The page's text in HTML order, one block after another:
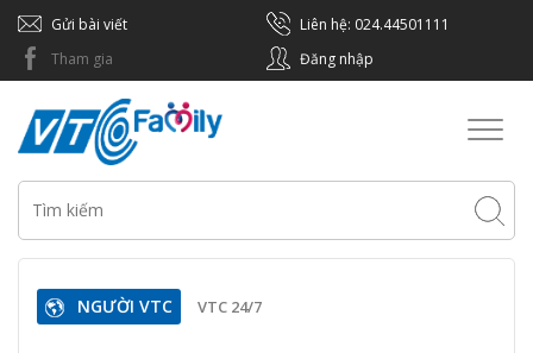
Gửi bài viết
Liên hệ: 024.44501111
Tham gia
Đăng nhập
NGƯỜI VTC VTC 24/7